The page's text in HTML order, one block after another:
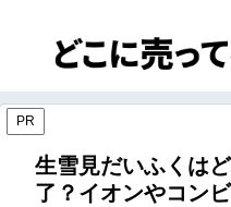
PR
生雪見だいふくは
了？イオンやコン